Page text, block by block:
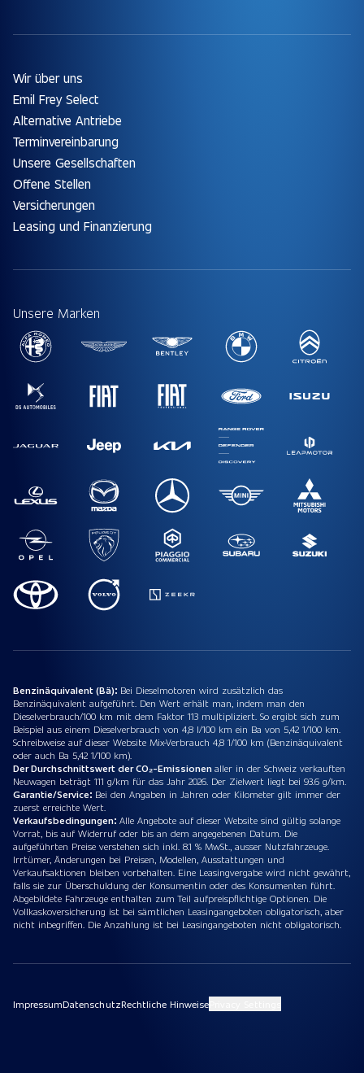
Wir über uns
Emil Frey Select
Alternative Antriebe
Terminvereinbarung
Unsere Gesellschaften
Offene Stellen
Versicherungen
Leasing und Finanzierung
Unsere Marken
Benzinäquivalent (Bä): Bei Dieselmotoren wird zusätzlich das
Benzinäquivalent aufgeführt. Den Wert erhält man, indem man den
Dieselverbrauch/100 km mit dem Faktor 113 multipliziert. So ergibt sich zum
Beispiel aus einem Dieselverbrauch von 4,8 l/100 km ein Ba von 5,42 1/100 km.
Schreibweise auf dieser Website Mix-Verbrauch 4,8 1/100 km (Benzinäquivalent
oder auch Ba 5,42 1/100 km).
Der Durchschnittswert der CO₂-Emissionenaller in der Schweiz verkauften
Neuwagen beträgt 111 g/km für das Jahr 2026. Der Zielwert liegt bei 93.6 g/km.
Garantie/Service: Bei den Angaben in Jahren oder Kilometer gilt immer der
zuerst erreichte Wert.
Verkaufsbedingungen: Alle Angebote auf dieser Website sind gültig solange
Vorrat, bis auf Widerruf oder bis an dem angegebenen Datum. Die
aufgeführten Preise verstehen sich inkl. 8.1 % MwSt., ausser Nutzfahrzeuge.
Irrtümer, Änderungen bei Preisen, Modellen, Ausstattungen und
Verkaufsaktionen bleiben vorbehalten. Eine Leasingvergabe wird nicht gewährt,
falls sie zur Überschuldung der Konsumentin oder des Konsumenten führt.
Abgebildete Fahrzeuge enthalten zum Teil aufpreispflichtige Optionen. Die
Vollkaskoversicherung ist bei sämtlichen Leasingangeboten obligatorisch, aber
nicht inbegriffen. Die Anzahlung ist bei Leasingangeboten nicht obligatorisch.
ImpressumDatenschutzRechtliche Hinweise